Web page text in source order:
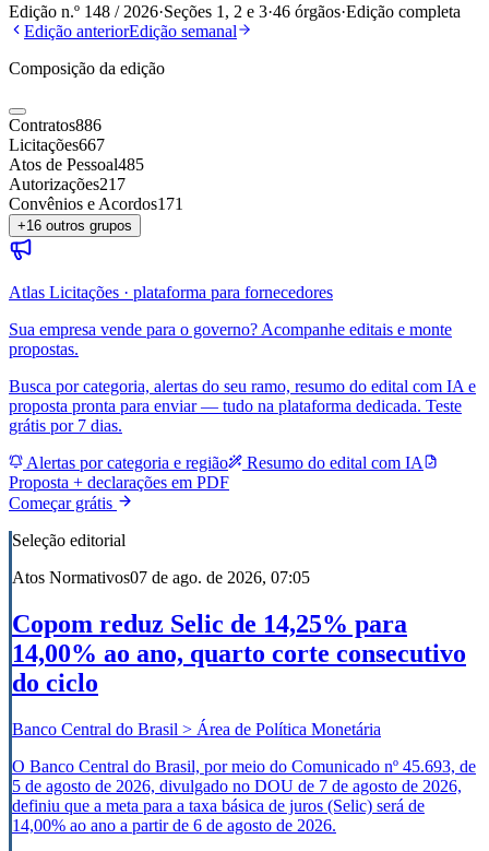
Edição n.º 148 / 2026·Seções 1, 2 e 3·46 órgãos·Edição completa
Edição anteriorEdição semanal
Composição da edição
Contratos886
Licitações667
Atos de Pessoal485
Autorizações217
Convênios e Acordos171
+16 outros grupos
Atlas Licitações · plataforma para fornecedores
Sua empresa vende para o governo? Acompanhe editais e monte
propostas.
Busca por categoria, alertas do seu ramo, resumo do edital com IA e
proposta pronta para enviar — tudo na plataforma dedicada. Teste
grátis por 7 dias.
Alertas por categoria e região
Resumo do edital com IA
Proposta + declarações em PDF
Começar grátis
Seleção editorial
Atos Normativos07 de ago. de 2026, 07:05
Copom reduz Selic de 14,25% para
14,00% ao ano, quarto corte consecutivo
do ciclo
Banco Central do Brasil > Área de Política Monetária
O Banco Central do Brasil, por meio do Comunicado nº 45.693, de
5 de agosto de 2026, divulgado no DOU de 7 de agosto de 2026,
definiu que a meta para a taxa básica de juros (Selic) será de
14,00% ao ano a partir de 6 de agosto de 2026.